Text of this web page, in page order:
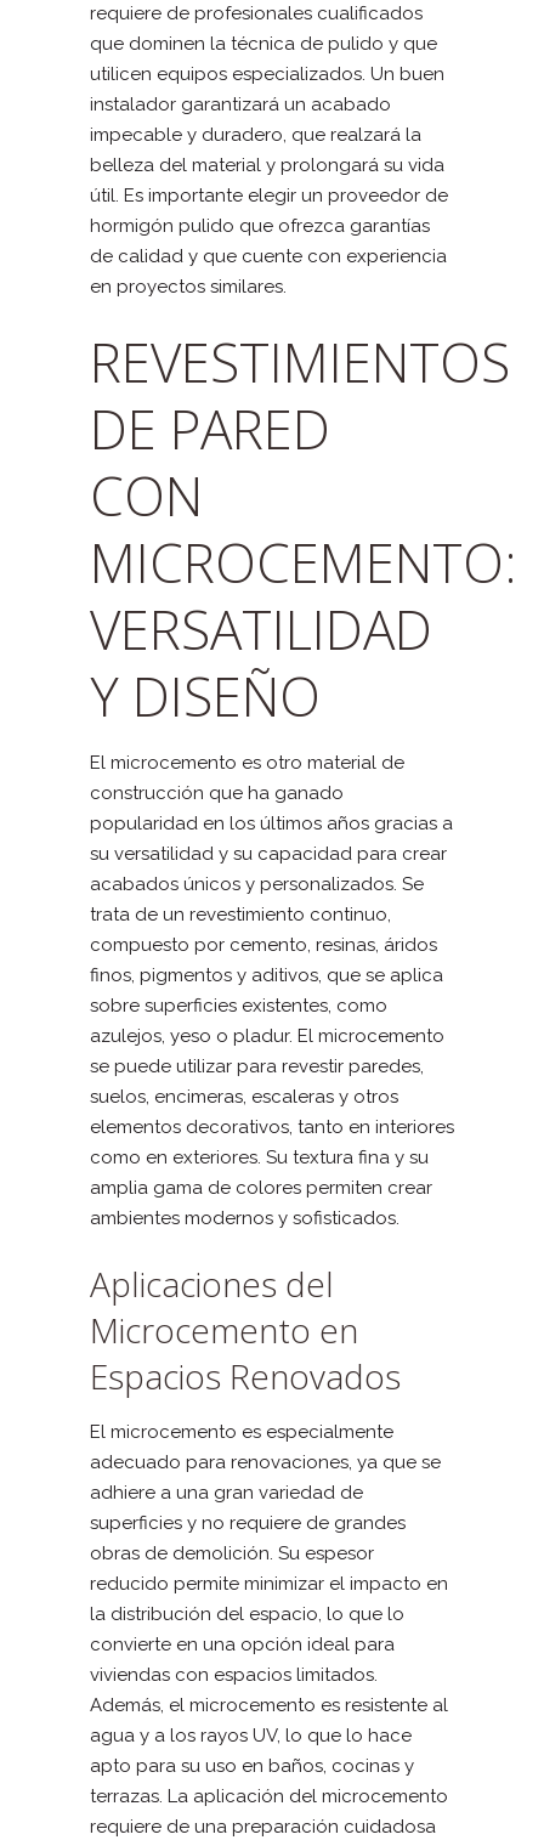
requiere de profesionales cualificados
que dominen la técnica de pulido y que
utilicen equipos especializados. Un buen
instalador garantizará un acabado
impecable y duradero, que realzará la
belleza del material y prolongará su vida
útil. Es importante elegir un proveedor de
hormigón pulido que ofrezca garantías
de calidad y que cuente con experiencia
en proyectos similares.
REVESTIMIENTOS
DE PARED
CON
MICROCEMENTO:
VERSATILIDAD
Y DISEÑO
El microcemento es otro material de
construcción que ha ganado
popularidad en los últimos años gracias a
su versatilidad y su capacidad para crear
acabados únicos y personalizados. Se
trata de un revestimiento continuo,
compuesto por cemento, resinas, áridos
finos, pigmentos y aditivos, que se aplica
sobre superficies existentes, como
azulejos, yeso o pladur. El microcemento
se puede utilizar para revestir paredes,
suelos, encimeras, escaleras y otros
elementos decorativos, tanto en interiores
como en exteriores. Su textura fina y su
amplia gama de colores permiten crear
ambientes modernos y sofisticados.
Aplicaciones del
Microcemento en
Espacios Renovados
El microcemento es especialmente
adecuado para renovaciones, ya que se
adhiere a una gran variedad de
superficies y no requiere de grandes
obras de demolición. Su espesor
reducido permite minimizar el impacto en
la distribución del espacio, lo que lo
convierte en una opción ideal para
viviendas con espacios limitados.
Además, el microcemento es resistente al
agua y a los rayos UV, lo que lo hace
apto para su uso en baños, cocinas y
terrazas. La aplicación del microcemento
requiere de una preparación cuidadosa